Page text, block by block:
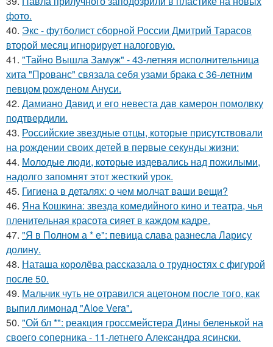
фото.
40. Экс - футболист сборной России Дмитрий Тарасов
второй месяц игнорирует налоговую.
41. "Тайно Вышла Замуж" - 43-летняя исполнительница
хита "Прованс" связала себя узами брака с 36-летним
певцом рожденом Ануси.
42. Дамиано Давид и его невеста дав камерон помолвку
подтвердили.
43. Российские звездные отцы, которые присутствовали
на рождении своих детей в первые секунды жизни:
44. Молодые люди, которые издевались над пожилыми,
надолго запомнят этот жесткий урок.
45. Гигиена в деталях: о чем молчат ваши вещи?
46. Яна Кошкина: звезда комедийного кино и театра, чья
пленительная красота сияет в каждом кадре.
47. "Я в Полном а * е": певица слава разнесла Ларису
долину.
48. Наташа королёва рассказала о трудностях с фигурой
после 50.
49. Мальчик чуть не отравился ацетоном после того, как
выпил лимонад "Aloe Vera".
50. "Ой бл *": реакция гроссмейстера Дины беленькой на
своего соперника - 11-летнего Александра ясински.